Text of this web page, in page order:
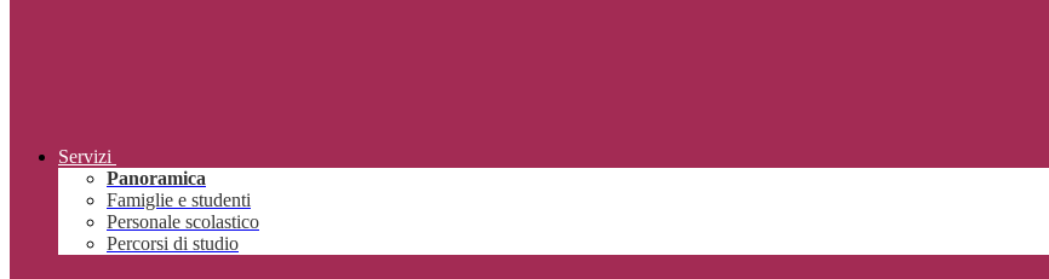
Servizi
Panoramica
Famiglie e studenti
Personale scolastico
Percorsi di studio